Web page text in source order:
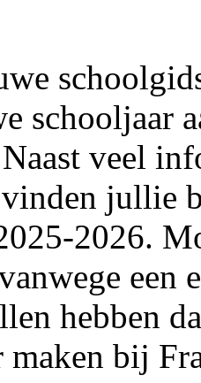
schooljaar
veel
jullie
2026.
een
hebben
bij